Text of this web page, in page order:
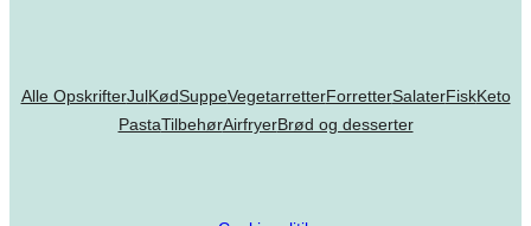
Alle OpskrifterJulKødSuppeVegetarretterForretterSalaterFiskKeto
PastaTilbehørAirfryerBrød og desserter